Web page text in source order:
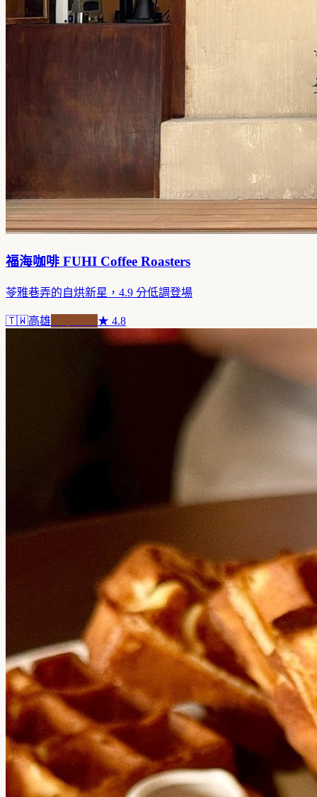
福海咖啡 FUHI Coffee Roasters
苓雅巷弄的自烘新星，4.9 分低調登場
🇹🇼高雄 ★ 4.8